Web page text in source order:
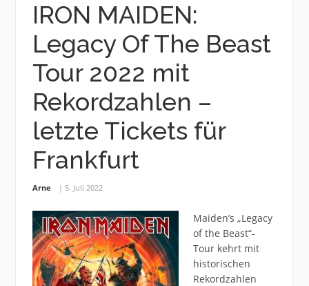
IRON MAIDEN:
Legacy Of The Beast
Tour 2022 mit
Rekordzahlen –
letzte Tickets für
Frankfurt
Arne 5. Juli 2022
Maiden’s „Legacy
of the Beast“-
Tour kehrt mit
historischen
Rekordzahlen